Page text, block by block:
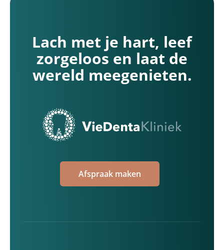
Lach met je hart, leef
zorgeloos en laat de
wereld meegenieten.
Afspraak maken